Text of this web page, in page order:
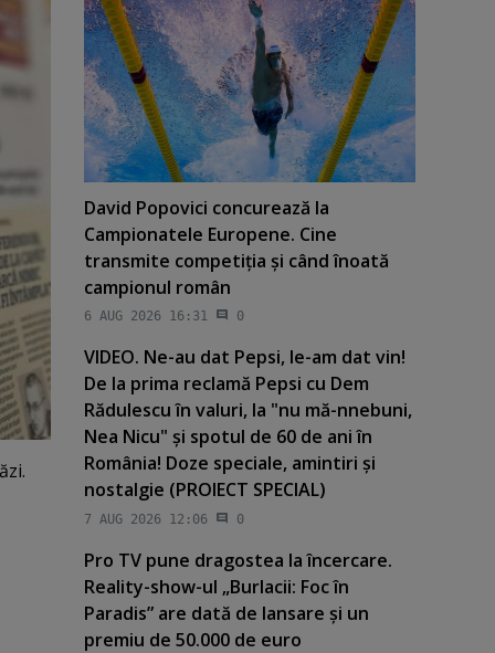
David Popovici concurează la
Campionatele Europene. Cine
transmite competiţia şi când înoată
campionul român
6 AUG 2026 16:31 0
VIDEO. Ne-au dat Pepsi, le-am dat vin!
De la prima reclamă Pepsi cu Dem
Rădulescu în valuri, la "nu mă-nnebuni,
Nea Nicu" şi spotul de 60 de ani în
România! Doze speciale, amintiri şi
nostalgie (PROIECT SPECIAL)
7 AUG 2026 12:06 0
Pro TV pune dragostea la încercare.
Reality-show-ul „Burlacii: Foc în
Paradis” are dată de lansare şi un
premiu de 50.000 de euro